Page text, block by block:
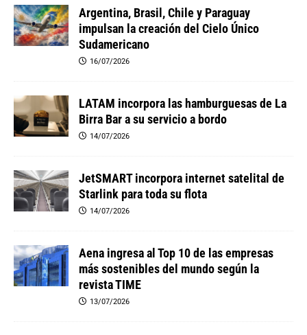
Argentina, Brasil, Chile y Paraguay
impulsan la creación del Cielo Único
Sudamericano
16/07/2026
LATAM incorpora las hamburguesas de La
Birra Bar a su servicio a bordo
14/07/2026
JetSMART incorpora internet satelital de
Starlink para toda su flota
14/07/2026
Aena ingresa al Top 10 de las empresas
más sostenibles del mundo según la
revista TIME
13/07/2026